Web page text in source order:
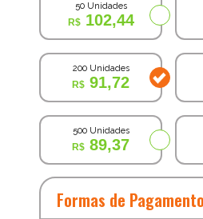
50 Unidades
102,44
200 Unidades
91,72
500 Unidades
89,37
Formas de Pagamento